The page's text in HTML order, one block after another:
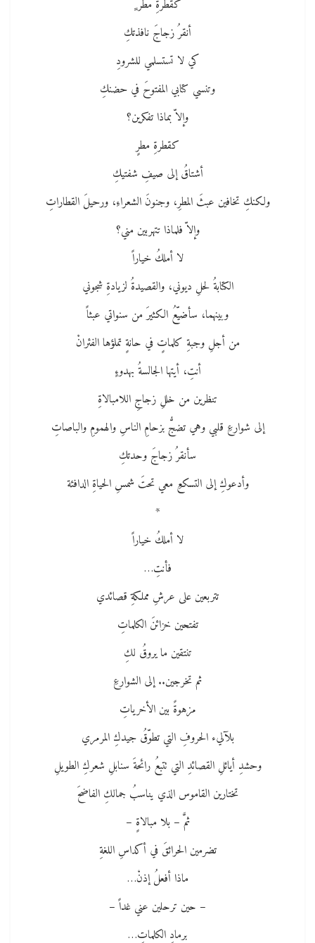
كقطرةِ مطر ٍ
أنقرُ زجاجَ نافذتكِ
كي لا تستسلمي للشرودِ
وتنسي كتابي المفتوحَ في حضنكِ
وإلاّ بماذا تفكرين؟
كقطرةِ مطرٍ
أشتاقُ إلى صيفِ شفتيكِ
ولكنكِ تخافين عبثَ المطرِ، وجنونَ الشعراءِ، ورحيلَ القطاراتِ
وإلاّ فلماذا تتهربين مني؟
لا أملكُ خياراً
الكتابةُ لحلِ ديوني، والقصيدةُ لزيادةِ شجوني
وبينهما، سأضيّعُ الكثيرَ من سنواتي عبثاً
من أجلِ وجبةِ كلماتٍ في حانةٍ تملؤها الفئرانْ
أنتِ، أيتها الجالسةُ بهدوءٍ
تنظرين من خللِ زجاجِ اللامبالاةِ
إلى شوارعِ قلبي وهي تضجُّ بزحامِ الناسِ والهمومِ والباصاتِ
سأنقرُ زجاجَ وحدتكِ
وأدعوكِ إلى التسكعِ معي تحتَ شمسِ الحياةِ الدافئة
*
لا أملكُ خياراً
فأنتِ…
تتربعين على عرشِ مملكةِ قصائدي
تفتحين خزائنَ الكلماتِ
تنتقين ما يروقُ لكِ
ثم تخرجين.. إلى الشوارعِ
مزهوةً بين الأخرياتِ
بلآليء الحروفِ التي تطوّقُ جيدكِ المرمري
وحشدِ أيائلِ القصائدِ التي تتبعُ رائحةَ سنابلِ شعركِ الطويلِ
تختارين القاموس الذي يناسبُ جمالكِ الفاضحَ
ثمَّ – بلا مبالاةٍ –
تضرمين الحرائقَ في أكداسِ اللغةِ
ماذا أفعلُ إذنْ…
– حين ترحلين عني غداً –
برمادِ الكلماتِ…